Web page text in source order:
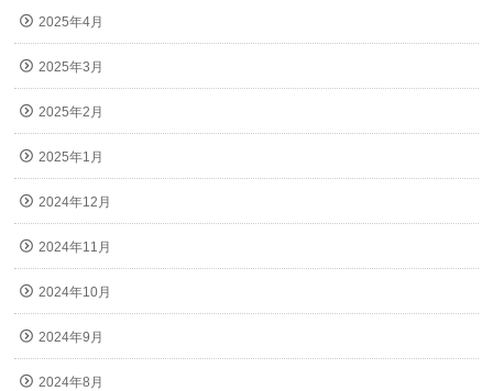
2025年4月
2025年3月
2025年2月
2025年1月
2024年12月
2024年11月
2024年10月
2024年9月
2024年8月